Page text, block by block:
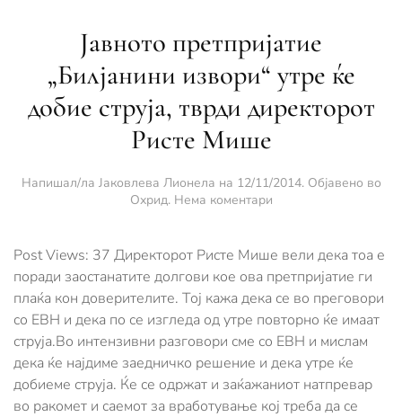
Јавното претпријатие
„Билјанини извори“ утре ќе
добие струја, тврди директорот
Ристе Мише
Напишал/ла Јаковлева Лионела на 12/11/2014. Објавено во
Охрид. Нема коментариза
„Билјанини
извори“
утре
ќе
добие
струја,
директорот
Ристе
Мише
Post Views: 37 Директорот Ристе Мише вели дека тоа е
поради заостанатите долгови кое ова претпријатие ги
плаќа кон доверителите. Тој кажа дека се во преговори
со ЕВН и дека по се изгледа од утре повторно ќе имаат
струја.Во интензивни разговори сме со ЕВН и мислам
дека ќе најдиме заедничко решение и дека утре ќе
добиеме струја. Ќе се одржат и заќажаниот натпревар
во ракомет и саемот за вработување кој треба да се